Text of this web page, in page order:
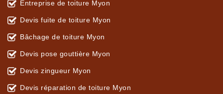
Entreprise de toiture Myon
Devis fuite de toiture Myon
Bâchage de toiture Myon
Devis pose gouttière Myon
Devis zingueur Myon
Devis réparation de toiture Myon